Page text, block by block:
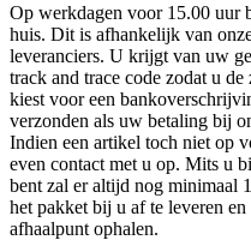
Op werkdagen voor 15.00 uur
huis. Dit is afhankelijk van
leveranciers. U krijgt van uw
track and trace code zodat u
kiest voor een
verzonden als uw betaling bij
Indien een artikel toch niet op
even contact met u op. Mits u
bent zal er altijd nog minimaal
het pakket bij u af te leveren
afhaalpunt ophalen.